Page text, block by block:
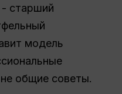
старший
модель
общие советы.